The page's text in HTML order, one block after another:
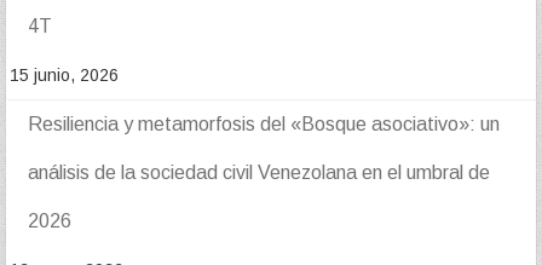
4T
15 junio, 2026
Resiliencia y metamorfosis del «Bosque asociativo»: un
análisis de la sociedad civil Venezolana en el umbral de
2026